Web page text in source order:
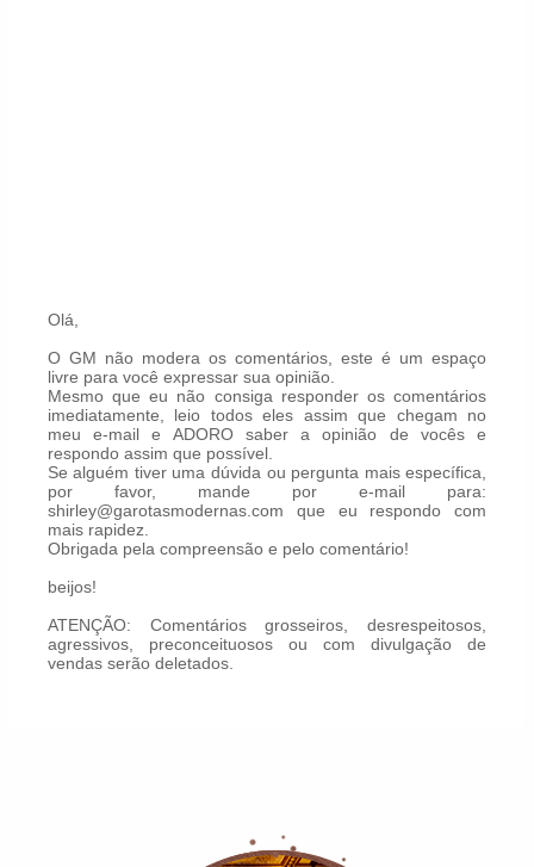
Olá,
O GM não modera os comentários, este é um espaço
livre para você expressar sua opinião.
Mesmo que eu não consiga responder os comentários
imediatamente, leio todos eles assim que chegam no
meu e-mail e ADORO saber a opinião de vocês e
respondo assim que possível.
Se alguém tiver uma dúvida ou pergunta mais específica,
por favor, mande por e-mail para:
shirley@garotasmodernas.com que eu respondo com
mais rapidez.
Obrigada pela compreensão e pelo comentário!
beijos!
ATENÇÃO: Comentários grosseiros, desrespeitosos,
agressivos, preconceituosos ou com divulgação de
vendas serão deletados.